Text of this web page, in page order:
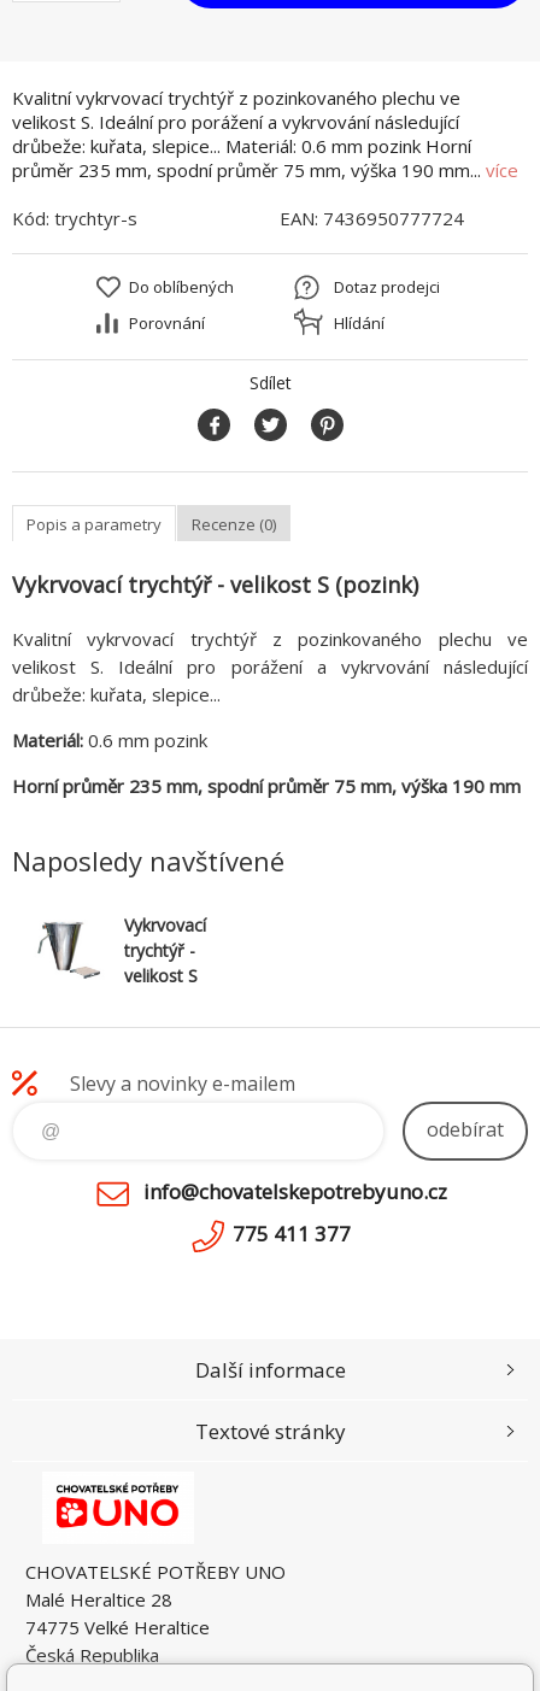
Kvalitní vykrvovací trychtýř z pozinkovaného plechu ve
velikost S. Ideální pro porážení a vykrvování následující
drůbeže: kuřata, slepice... Materiál: 0.6 mm pozink Horní
průměr 235 mm, spodní průměr 75 mm, výška 190 mm... více
Kód: trychtyr-s EAN: 7436950777724
Do oblíbených
Porovnání
Dotaz prodejci
Hlídání
Sdílet
Popis a parametry Recenze (0)
Vykrvovací trychtýř - velikost S (pozink)
Kvalitní vykrvovací trychtýř z pozinkovaného plechu ve
velikost S. Ideální pro porážení a vykrvování následující
drůbeže: kuřata, slepice...
Materiál: 0.6 mm pozink
Horní průměr 235 mm, spodní průměr 75 mm, výška 190 mm
Naposledy navštívené
Vykrvovací
trychtýř -
velikost S
Slevy a novinky e-mailem
odebírat
info@chovatelskepotrebyuno.cz
775 411 377
CHOVATELSKÉ POTŘEBY UNO
Malé Heraltice 28
74775 Velké Heraltice
Česká Republika
Další informace
Textové stránky